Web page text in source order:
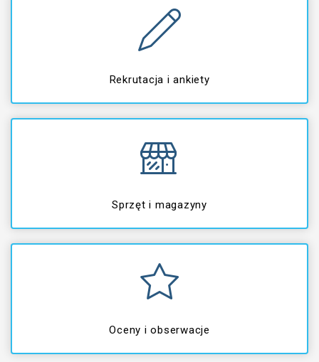
Rekrutacja i ankiety
Sprzęt i magazyny
Oceny i obserwacje